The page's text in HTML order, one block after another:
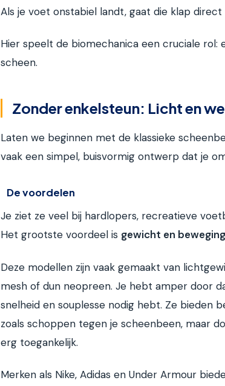
Als je voet onstabiel landt, gaat die klap direct
Hier speelt de biomechanica een cruciale
scheen.
Zonder enkelsteun: Licht en
Laten we beginnen met de klassieke
vaak een simpel, buisvormig ontwerp dat je
De voordelen
Je ziet ze veel bij hardlopers, recreatieve
Het grootste voordeel is gewicht en
Deze modellen zijn vaak gemaakt van
mesh of dun neopreen. Je hebt amper door
snelheid en souplesse nodig hebt. Ze bieden
zoals schoppen tegen je scheenbeen, maar
erg toegankelijk.
Merken als Nike, Adidas en Under Armour